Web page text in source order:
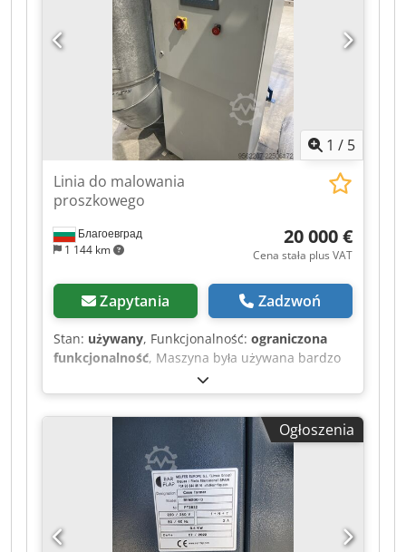
Elektryczny napęd umożliwia równomierne
nawijanie z regulowaną prędkością. Maszyna
wyposażona jest w szafę sterowniczą z funkcją
start/stop, głównym wyłącznikiem, przyciskiem
zatrzymania awaryjnego i wskaźnikami
kontrolnymi. Maszyna może być obejrzana w
miejscowości 06502 Thale po wcześniejszym
uzgodnieniu terminu. Dcodpfx Aaezr I Aze Rok1 / 5
Благоевград
1 144 km
Linia do malowania
proszkowego
20 000 €
Cena stała plus VAT
Zapytania Zadzwoń
Stan: używany, Funkcjonalność: ograniczona
funkcjonalność, Maszyna była używana bardzo
mało. Dcsdpfozr Iz Rex Aa Rok
Ogłoszenia